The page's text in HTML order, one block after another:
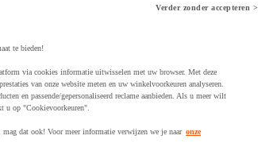
Verder zonder accepteren >
te bieden!
via cookies informatie uitwisselen met uw browser. Met deze
van onze website meten en uw winkelvoorkeuren analyseren.
en passende/gepersonaliseerd reclame aanbieden. Als u meer wilt
u op "Cookievoorkeuren".
dat ook! Voor meer informatie verwijzen we je naar onze